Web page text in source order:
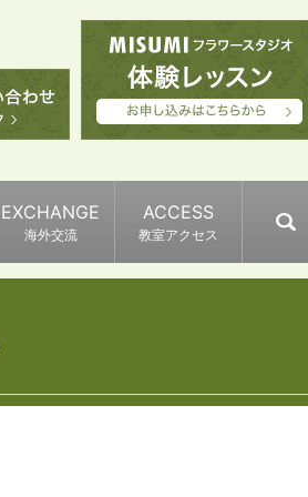
EXCHANGE
海外交流
ACCESS
教室アクセス